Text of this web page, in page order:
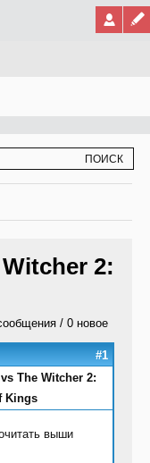
2:
/ 0 новое
#1
The Witcher 2:
Kings
выши